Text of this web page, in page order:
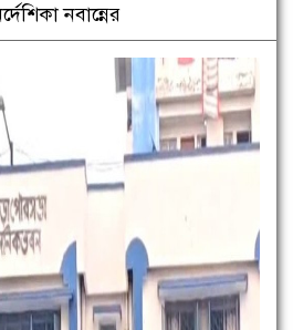
নবান্নের